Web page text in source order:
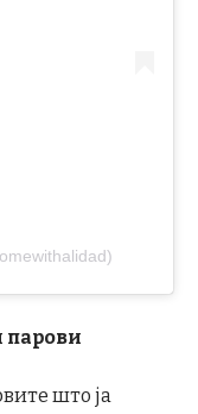
парови
што ја